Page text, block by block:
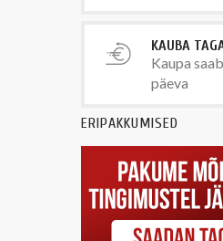
KAUBA
Kaupa
päeva
ERIPAKKUMISED